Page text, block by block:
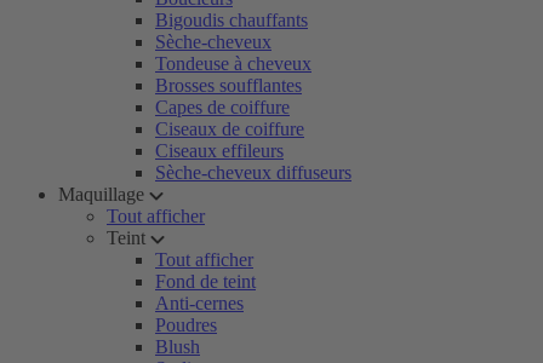
Bigoudis chauffants
Sèche-cheveux
Tondeuse à cheveux
Brosses soufflantes
Capes de coiffure
Ciseaux de coiffure
Ciseaux effileurs
Sèche-cheveux diffuseurs
Maquillage
Tout afficher
Teint
Tout afficher
Fond de teint
Anti-cernes
Poudres
Blush